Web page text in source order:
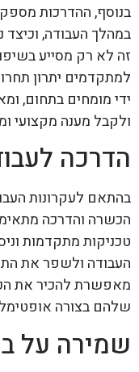
בנוסף, ההדרכות
במהלך העבודה, וכיצד
זה לא רק מסייע
למתקדמים יתרון
ידי מומחים בתחום,
ולקבל מענה מקצועי
הדרכה
בהתאם לעקרונות
הכשרה והדרכה
טכניקות מתקדמות
העבודה ולשפר את
מאפשרת להכיר את
שלהם בצורה
שמירה על